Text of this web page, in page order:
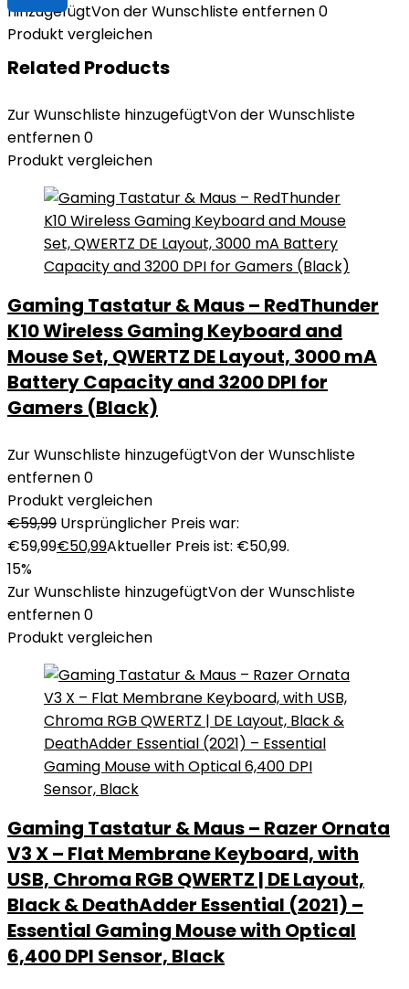
hinzugefügtVon der Wunschliste entfernen0
Produkt vergleichen
Related Products
Zur Wunschliste hinzugefügtVon der Wunschliste
entfernen0
Produkt vergleichen
Gaming Tastatur & Maus – RedThunder
K10 Wireless Gaming Keyboard and
Mouse Set, QWERTZ DE Layout, 3000 mA
Battery Capacity and 3200 DPI for
Gamers (Black)
Zur Wunschliste hinzugefügtVon der Wunschliste
entfernen0
Produkt vergleichen
€59,99 Ursprünglicher Preis war:
€59,99€50,99Aktueller Preis ist: €50,99.
15%
Zur Wunschliste hinzugefügtVon der Wunschliste
entfernen0
Produkt vergleichen
Gaming Tastatur & Maus – Razer Ornata
V3 X – Flat Membrane Keyboard, with
USB, Chroma RGB QWERTZ | DE Layout,
Black & DeathAdder Essential (2021) –
Essential Gaming Mouse with Optical
6,400 DPI Sensor, Black